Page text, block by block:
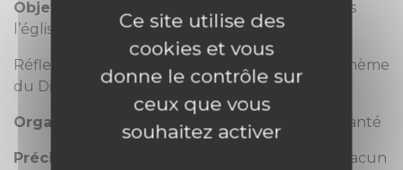
Objet
: Qu’est-ce qui me rend « heureux » dans
l’église ?
Réflexion sur la synodalité en relation avec le thème
du Dimanche de la santé : « Heureux »
Organisation : le service de la pastorale de la santé
Précision
: les 2 journées seront identiques, chacun
Ce site utilise des
cookies et vous
donne le contrôle sur
ceux que vous
souhaitez activer